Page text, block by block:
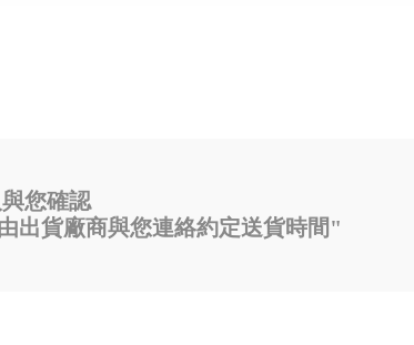
您確認
出貨廠商與您連絡約定送貨時間"